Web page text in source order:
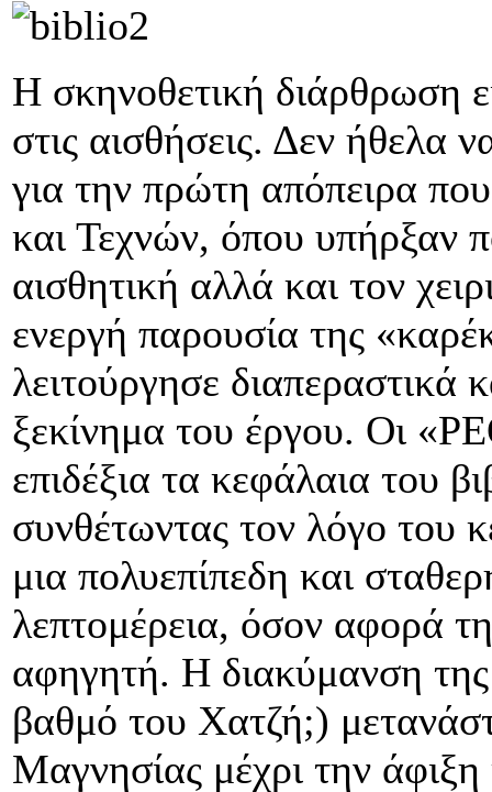
H σκηνοθετική διάρθρωση
στις αισθήσεις. Δεν ήθελα
για την πρώτη απόπειρα
και Τεχνών, όπου υπήρξαν
αισθητική αλλά και τον
ενεργή παρουσία της
λειτούργησε διαπεραστικά
ξεκίνημα του έργου. Οι
επιδέξια τα κεφάλαια του
συνθέτωντας τον λόγο του
μια πολυεπίπεδη και
λεπτομέρεια, όσον αφορά
αφηγητή. Η διακύμανση
βαθμό του Χατζή;)
Μαγνησίας μέχρι την